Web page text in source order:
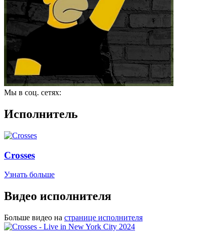
Мы в соц. сетях:
Исполнитель
Crosses
Узнать больше
Видео исполнителя
Больше видео на странице исполнителя